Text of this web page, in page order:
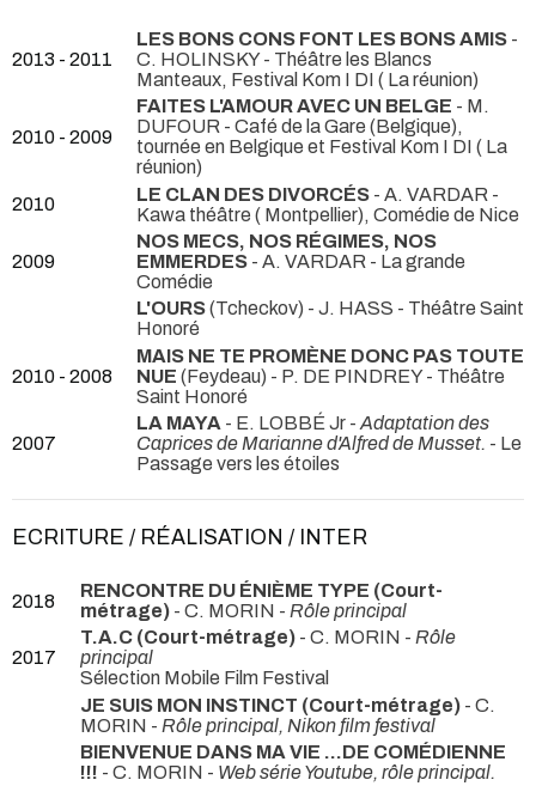
2013 - 2011
LES BONS CONS FONT LES BONS AMIS -
C. HOLINSKY- Théâtre les Blancs
Manteaux, Festival Kom I DI ( La réunion)
2010 - 2009
FAITES L'AMOUR AVEC UN BELGE - M.
DUFOUR - Café de la Gare (Belgique),
tournée en Belgique et Festival Kom I DI ( La
réunion)
2010
LE CLAN DES DIVORCÉS - A. VARDAR -
Kawa théâtre ( Montpellier), Comédie de Nice
2009
NOS MECS, NOS RÉGIMES, NOS
EMMERDES - A. VARDAR - La grande
Comédie
L'OURS(Tcheckov) - J. HASS - Théâtre Saint
Honoré
2010 - 2008
MAIS NE TE PROMÈNE DONC PAS TOUTE
NUE (Feydeau) - P. DE PINDREY- Théâtre
Saint Honoré
2007
LA MAYA - E. LOBBÉ Jr - Adaptation des
Caprices de Marianne d'Alfred de Musset. - Le
Passage vers les étoiles
ECRITURE / RÉALISATION / INTER
2018
RENCONTRE DU ÉNIÈME TYPE (Court-
métrage) - C. MORIN - Rôle principal
2017
T.A.C (Court-métrage) - C. MORIN - Rôle
principal
Sélection Mobile Film Festival
JE SUIS MON INSTINCT (Court-métrage) - C.
MORIN - Rôle principal, Nikon film festival
BIENVENUE DANS MA VIE ...DE COMÉDIENNE
!!! - C. MORIN - Web série Youtube, rôle principal.